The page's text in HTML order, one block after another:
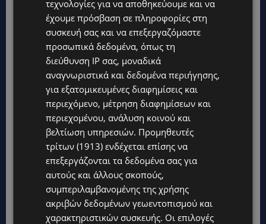
με διάφορες μορφές
καρκίνου,
καρδιαγγειακές
παθήσεις και ηπατικά
νοσήματα, καθώς και
στοιχεία εθνικών
στατιστικών για τη
θνησιμότητα.
Η ανασκόπηση έδειξε ότι οι κίνδυνοι για την
τεχνολογίες για να αποθηκεύουμε και να
έχουμε πρόσβαση σε πληροφορίες στη
συσκευή σας και να επεξεργαζόμαστε
προσωπικά δεδομένα, όπως τη
διεύθυνση IP σας, μοναδικά
αναγνωριστικά και δεδομένα περιήγησης,
για εξατομικευμένες διαφημίσεις και
περιεχόμενο, μέτρηση διαφημίσεων και
περιεχομένου, ανάλυση κοινού και
βελτίωση υπηρεσιών. Προμηθευτές
τρίτων (1913) ενδέχεται επίσης να
επεξεργάζονται τα δεδομένα σας για
αυτούς και άλλους σκοπούς,
συμπεριλαμβανομένης της χρήσης
ακριβών δεδομένων γεωεντοπισμού και
χαρακτηριστικών συσκευής. Οι επιλογές